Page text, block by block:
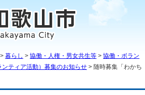
> 暮らし > 協働・人権・男女共生等 > 協働・ボラン
ティア活動）募集のお知らせ > 随時募集「わかち